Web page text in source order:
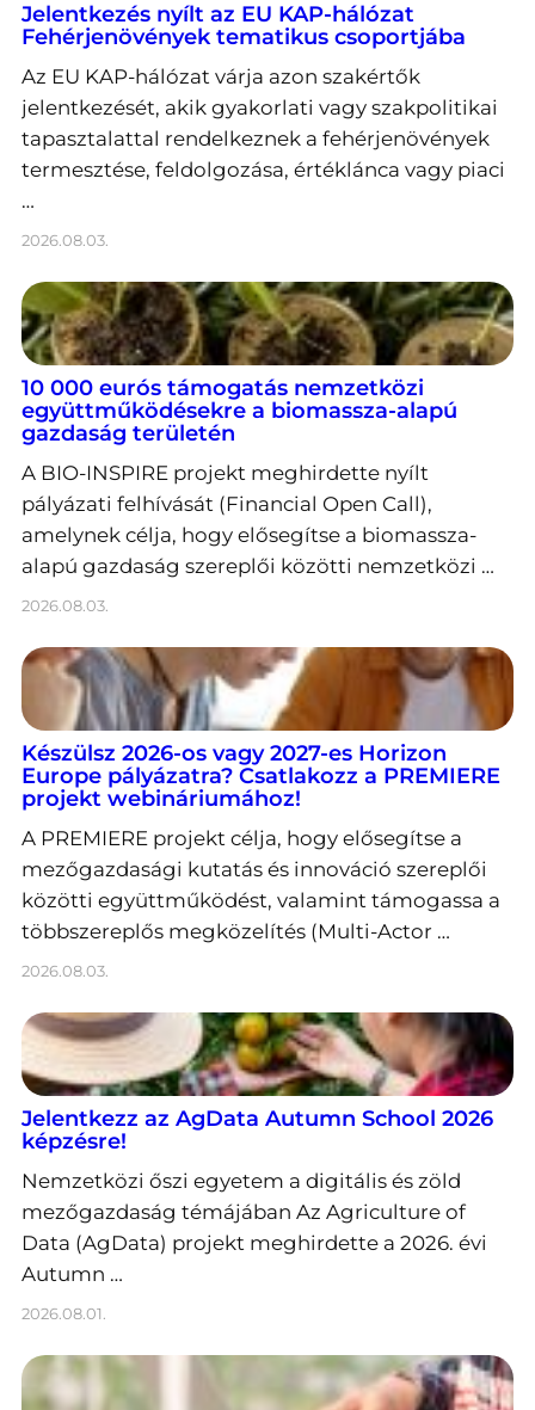
Jelentkezés nyílt az EU KAP-hálózat
Fehérjenövények tematikus csoportjába
Az EU KAP-hálózat várja azon szakértők
jelentkezését, akik gyakorlati vagy szakpolitikai
tapasztalattal rendelkeznek a fehérjenövények
termesztése, feldolgozása, értéklánca vagy piaci
…
2026.08.03.
10 000 eurós támogatás nemzetközi
együttműködésekre a biomassza-alapú
gazdaság területén
A BIO-INSPIRE projekt meghirdette nyílt
pályázati felhívását (Financial Open Call),
amelynek célja, hogy elősegítse a biomassza-
alapú gazdaság szereplői közötti nemzetközi …
2026.08.03.
Készülsz 2026-os vagy 2027-es Horizon
Europe pályázatra? Csatlakozz a PREMIERE
projekt webináriumához!
A PREMIERE projekt célja, hogy elősegítse a
mezőgazdasági kutatás és innováció szereplői
közötti együttműködést, valamint támogassa a
többszereplős megközelítés (Multi-Actor …
2026.08.03.
Jelentkezz az AgData Autumn School 2026
képzésre!
Nemzetközi őszi egyetem a digitális és zöld
mezőgazdaság témájában Az Agriculture of
Data (AgData) projekt meghirdette a 2026. évi
Autumn …
2026.08.01.